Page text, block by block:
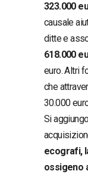
323.000
causale
ditte e
618.000
euro. Altri
che
30.000
Si
ecografi,
ossigeno